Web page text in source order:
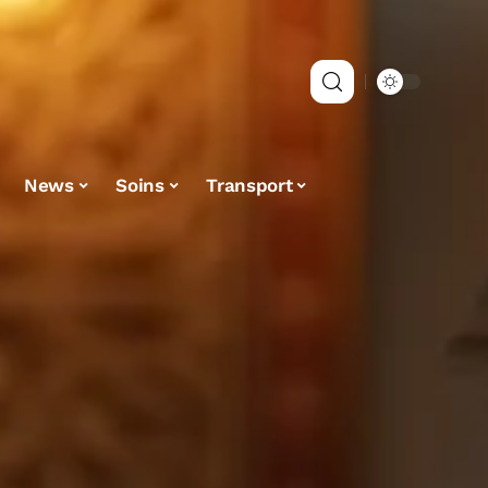
News Soins Transport